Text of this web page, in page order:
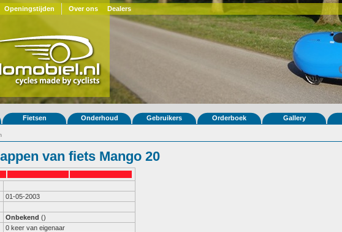
Openingstijden Over ons Dealers
Fietsen Onderhoud Gebruikers Orderboek Gallery
van fiets Mango 20
01-05-2003
Onbekend ()
0 keer van eigenaar